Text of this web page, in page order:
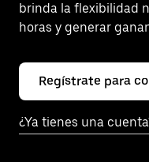
brinda la flexibilidad
horas y generar
Regístrate para
¿Ya tienes una